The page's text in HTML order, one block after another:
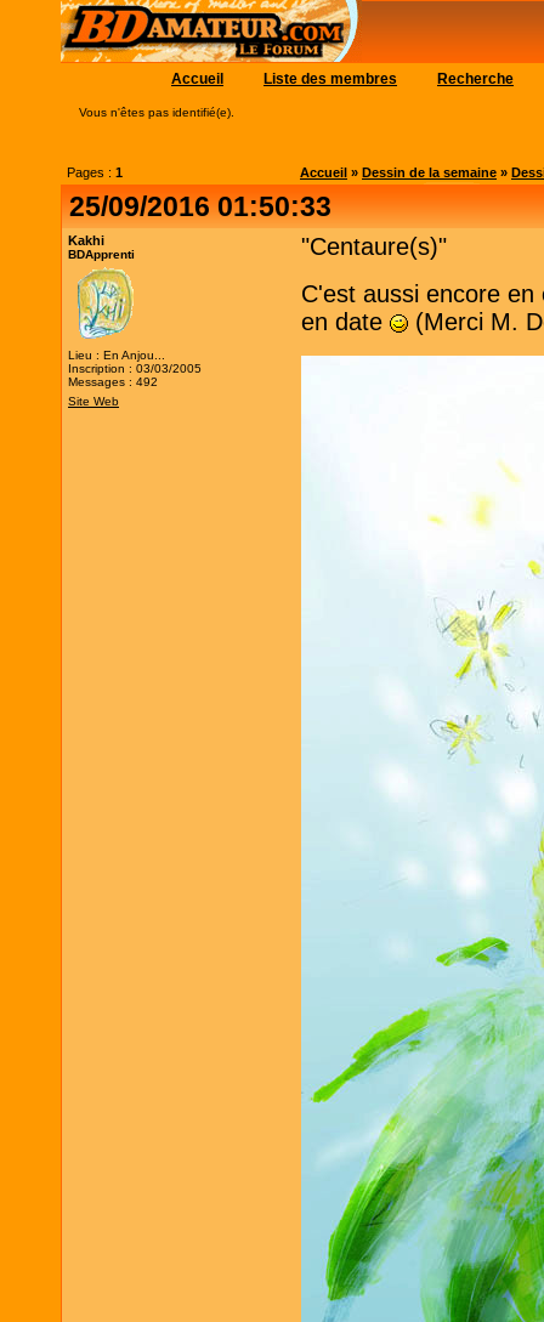
Accueil Liste des membres Recherche
Vous n'êtes pas identifié(e).
Pages : 1 Accueil » Dessin de la semaine »
25/09/2016 01:50:33
Kakhi
BDApprenti
Lieu : En Anjou...
Inscription : 03/03/2005
Messages : 492
Site Web
"Centaure(s)"
C'est aussi encore
en date
(Merci M.